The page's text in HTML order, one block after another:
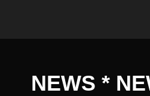
NEWS *